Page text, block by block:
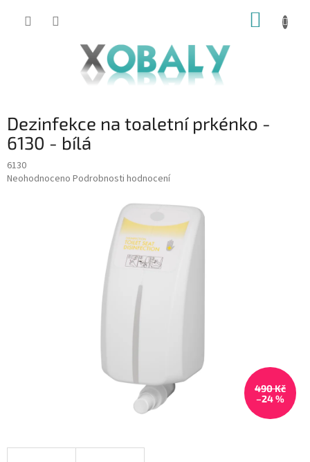
KOŠÍK
Dezinfekce na toaletní prkénko -
6130 - bílá
6130
Průměrné
Neohodnoceno Podrobnosti hodnocení
490 Kč
–24 %